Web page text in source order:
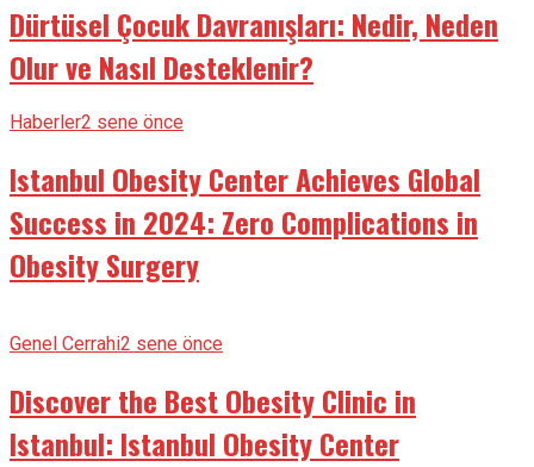
Dürtüsel Çocuk Davranışları: Nedir, Neden
Olur ve Nasıl Desteklenir?
Haberler2 sene önce
Istanbul Obesity Center Achieves Global
Success in 2024: Zero Complications in
Obesity Surgery
Genel Cerrahi2 sene önce
Discover the Best Obesity Clinic in
Istanbul: Istanbul Obesity Center